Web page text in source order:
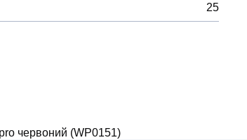
25
червоний (WP0151)